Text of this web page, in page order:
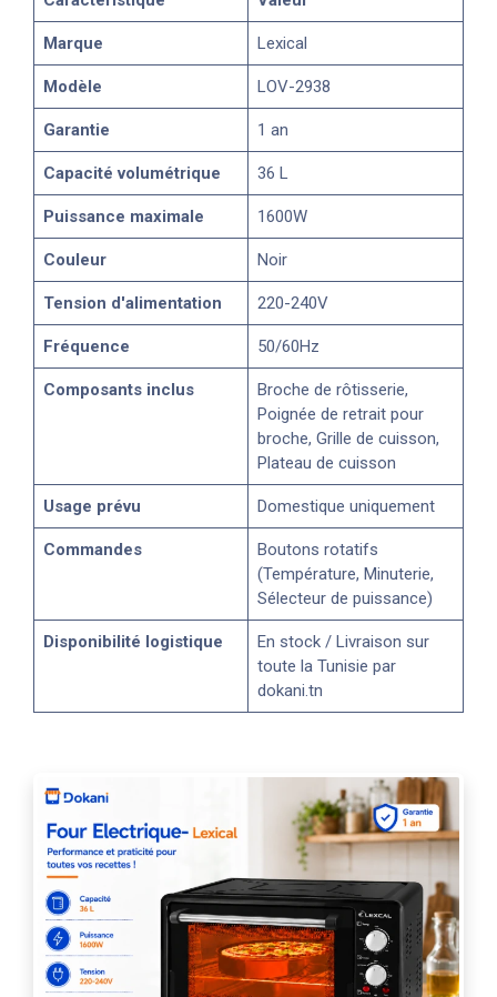
Marque Lexical
Modèle LOV-2938
Garantie 1 an
Capacité volumétrique 36 L
Puissance maximale 1600W
Couleur Noir
Tension d'alimentation 220-240V
Fréquence 50/60Hz
Composants inclus
Broche de rôtisserie,
Poignée de retrait pour
broche, Grille de cuisson,
Plateau de cuisson
Usage prévu Domestique uniquement
Commandes
Boutons rotatifs
(Température, Minuterie,
Sélecteur de puissance)
Disponibilité logistique
En stock / Livraison sur
toute la Tunisie par
dokani.tn